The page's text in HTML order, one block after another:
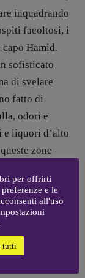
inquadrando
facoltosi, i
Hamid.
sofisticato
di svelare
fatto di
odori e
e liquori d’alto
zone
riesce a
nulla vuole
fossili ci
pallida idea di
giunti da
per offrirti
e le
all'uso
tutti